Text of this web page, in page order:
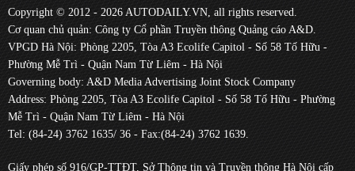
Copyright © 2012 - 2026 AUTODAILY.VN, all rights reserved.
Cơ quan chủ quản: Công ty Cổ phần Truyền thông Quảng cáo A&D.
VPGD Hà Nội: Phòng 2205, Tòa A3 Ecolife Capitol - Số 58 Tố Hữu -
Phường Mễ Trì - Quận Nam Từ Liêm - Hà Nội
Governing body: A&D Media Advertising Joint Stock Company
Address: Phòng 2205, Tòa A3 Ecolife Capitol - Số 58 Tố Hữu - Phường
Mễ Trì - Quận Nam Từ Liêm - Hà Nội
Tel: (84-24) 3762 1635/ 36 - Fax:(84-24) 3762 1639.
Giấy phép số 916/GP-TTĐT, Sở Thông tin và Truyền thông Hà Nội cấp